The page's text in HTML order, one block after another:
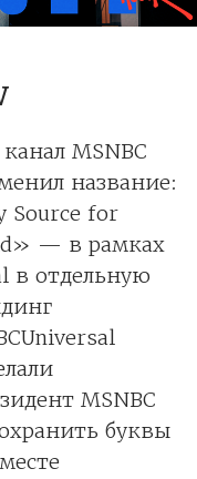
MSNBC
название:
Source for
— в рамках
в отдельную
MSNBC
буквы